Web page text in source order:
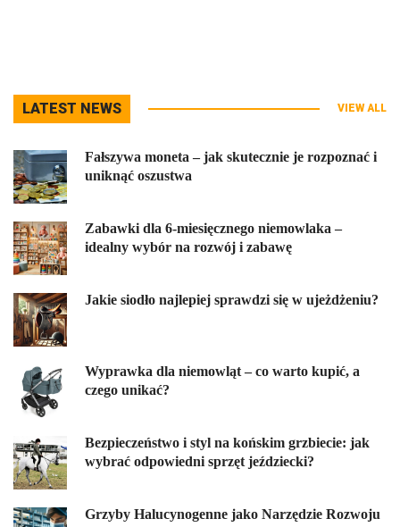
LATEST NEWS VIEW ALL
Fałszywa moneta – jak skutecznie je rozpoznać i
uniknąć oszustwa
Zabawki dla 6-miesięcznego niemowlaka –
idealny wybór na rozwój i zabawę
Jakie siodło najlepiej sprawdzi się w ujeżdżeniu?
Wyprawka dla niemowląt – co warto kupić, a
czego unikać?
Bezpieczeństwo i styl na końskim grzbiecie: jak
wybrać odpowiedni sprzęt jeździecki?
Grzyby Halucynogenne jako Narzędzie Rozwoju